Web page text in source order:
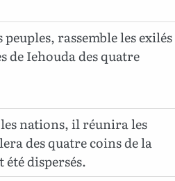
rassemble les exilés
de Iehouda des quatre
nations, il réunira les
des quatre coins de la
dispersés.